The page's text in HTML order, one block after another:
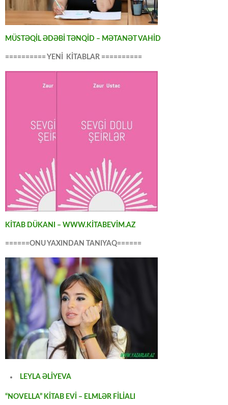
MÜSTƏQİL ƏDƏBİ TƏNQİD – MƏTANƏT VAHİD
========== YENİ KİTABLAR ==========
KİTAB DÜKANI – WWW.KİTABEVİM.AZ
======ONU YAXINDAN TANIYAQ======
LEYLA ƏLİYEVA
“NOVELLA” KİTAB EVİ – ELMLƏR FİLİALI